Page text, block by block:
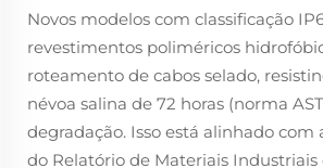
Novos modelos com classificação
revestimentos poliméricos
roteamento de cabos selado,
névoa salina de 72 horas (norma
degradação. Isso está alinhado com
do Relatório de Materiais Industriais